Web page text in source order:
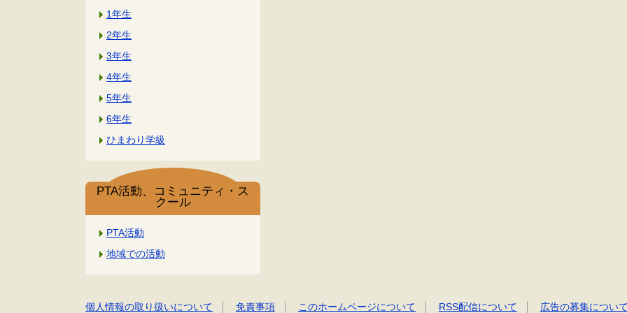
1年生
2年生
3年生
4年生
5年生
6年生
ひまわり学級
PTA活動、コミュニティ・ス
クール
PTA活動
地域での活動
個人情報の取り扱いについて 免責事項 このホームページについて RSS配信について 広告の募集につい